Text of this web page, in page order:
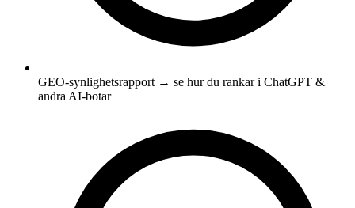
GEO-synlighetsrapport → se hur du rankar i ChatGPT &
andra AI-botar